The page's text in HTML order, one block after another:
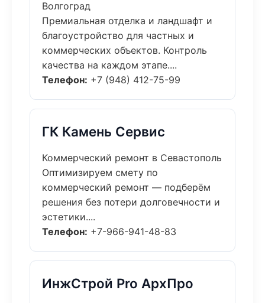
Волгоград
Премиальная отделка и ландшафт и
благоустройство для частных и
коммерческих объектов. Контроль
качества на каждом этапе....
Телефон: +7 (948) 412-75-99
ГК Камень Сервис
Коммерческий ремонт в Севастополь
Оптимизируем смету по
коммерческий ремонт — подберём
решения без потери долговечности и
эстетики....
Телефон: +7-966-941-48-83
ИнжСтрой Pro АрхПро